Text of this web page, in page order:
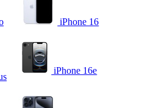
iPhone 16
iPhone 16e